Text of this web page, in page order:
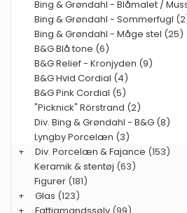
Bing & Grøndahl - Blåmalet /
Bing & Grøndahl - Sommerfugl
Bing & Grøndahl - Måge stel (25)
B&G Blå tone (6)
B&G Relief - Kronjyden (9)
B&G Hvid Cordial (4)
B&G Pink Cordial (5)
"Picknick" Rörstrand (2)
Div. Bing & Grøndahl - B&G (8)
Lyngby Porcelæn (3)
+
Div. Porcelæn & Fajance (153)
Keramik & stentøj (63)
Figurer (181)
+
Glas (123)
+
Fattigmandssølv (99)